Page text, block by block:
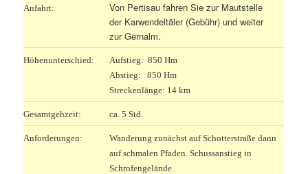
Anfahrt:
Von Pertisau fahren Sie zur Mautstelle
der Karwendeltäler (Gebühr) und weiter
zur Gernalm.
Höhenunterschied:
Aufstieg: 850 Hm
Abstieg: 850 Hm
Streckenlänge: 14 km
Gesamtgehzeit: ca. 5 Std.
Anforderungen:
Wanderung zunächst auf Schotterstraße dann
auf schmalen Pfaden. Schussanstieg in
Schrofengelände.